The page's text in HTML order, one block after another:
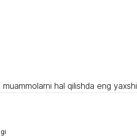
hal qilishda eng